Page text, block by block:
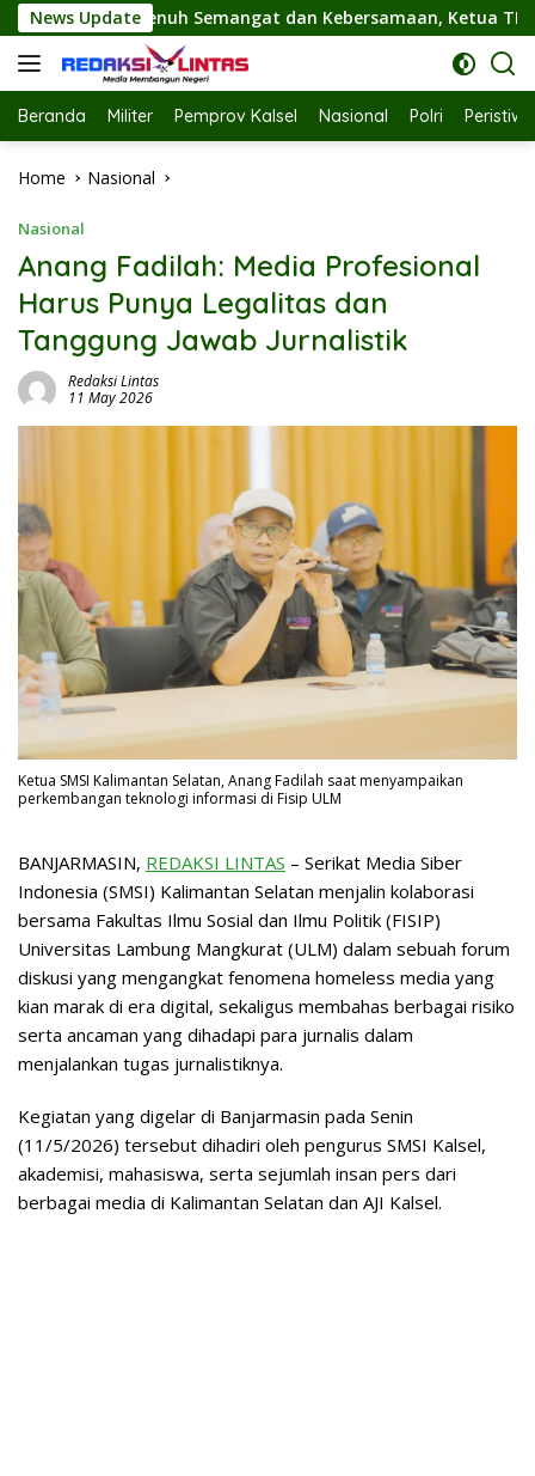
Skip
to
content
News Update
Kebersamaan, Ketua TP PKK Hj. Fathul Jannah Hadiri
Beranda Militer Pemprov Kalsel Nasional Polri
Home Nasional
Nasional
Anang Fadilah: Media Profesional
Harus Punya Legalitas dan
Tanggung Jawab Jurnalistik
Redaksi Lintas
11 May 2026
Ketua SMSI Kalimantan Selatan, Anang Fadilah saat menyampaikan
perkembangan teknologi informasi di Fisip ULM
BANJARMASIN, REDAKSI LINTAS – Serikat Media Siber
Indonesia (SMSI) Kalimantan Selatan menjalin kolaborasi
bersama Fakultas Ilmu Sosial dan Ilmu Politik (FISIP)
Universitas Lambung Mangkurat (ULM) dalam sebuah forum
diskusi yang mengangkat fenomena homeless media yang
kian marak di era digital, sekaligus membahas berbagai risiko
serta ancaman yang dihadapi para jurnalis dalam
menjalankan tugas jurnalistiknya.
Kegiatan yang digelar di Banjarmasin pada Senin
(11/5/2026) tersebut dihadiri oleh pengurus SMSI Kalsel,
akademisi, mahasiswa, serta sejumlah insan pers dari
berbagai media di Kalimantan Selatan dan AJI Kalsel.